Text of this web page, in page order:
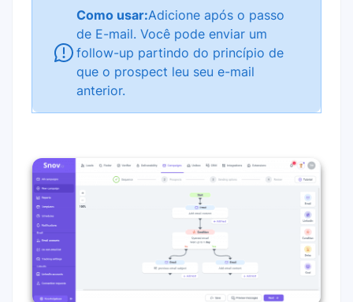
Como usar:Adicione após o passo
de E-mail. Você pode enviar um
follow-up partindo do princípio de
que o prospect leu seu e-mail
anterior.